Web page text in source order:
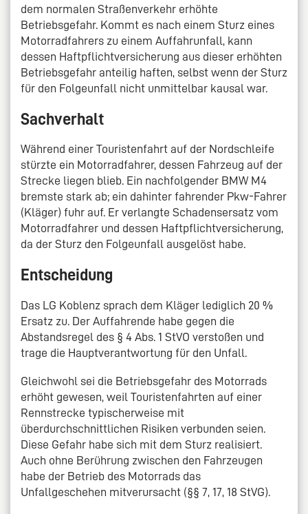
dem normalen Straßenverkehr erhöhte
Betriebsgefahr. Kommt es nach einem Sturz eines
Motorradfahrers zu einem Auffahrunfall, kann
dessen Haftpflichtversicherung aus dieser erhöhten
Betriebsgefahr anteilig haften, selbst wenn der Sturz
für den Folgeunfall nicht unmittelbar kausal war.
Sachverhalt
Während einer Touristenfahrt auf der Nordschleife
stürzte ein Motorradfahrer, dessen Fahrzeug auf der
Strecke liegen blieb. Ein nachfolgender BMW M4
bremste stark ab; ein dahinter fahrender Pkw-Fahrer
(Kläger) fuhr auf. Er verlangte Schadensersatz vom
Motorradfahrer und dessen Haftpflichtversicherung,
da der Sturz den Folgeunfall ausgelöst habe.
Entscheidung
Das LG Koblenz sprach dem Kläger lediglich 20 %
Ersatz zu. Der Auffahrende habe gegen die
Abstandsregel des § 4 Abs. 1 StVO verstoßen und
trage die Hauptverantwortung für den Unfall.
Gleichwohl sei die Betriebsgefahr des Motorrads
erhöht gewesen, weil Touristenfahrten auf einer
Rennstrecke typischerweise mit
überdurchschnittlichen Risiken verbunden seien.
Diese Gefahr habe sich mit dem Sturz realisiert.
Auch ohne Berührung zwischen den Fahrzeugen
habe der Betrieb des Motorrads das
Unfallgeschehen mitverursacht (§§ 7, 17, 18 StVG).